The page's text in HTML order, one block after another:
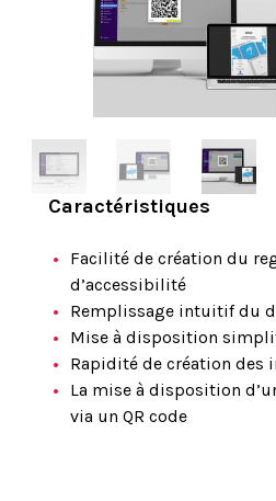
Caractéristiques
Facilité de création du
d’accessibilité
Remplissage intuitif du
Mise à disposition
Rapidité de création des
La mise à disposition
via un QR code